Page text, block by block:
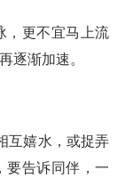
，更不宜马上流
逐渐加速。
互嬉水，或捉弄
要告诉同伴，一